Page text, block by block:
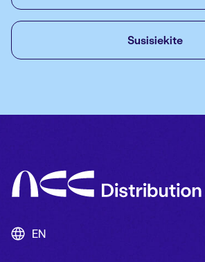
Susisiekite
EN